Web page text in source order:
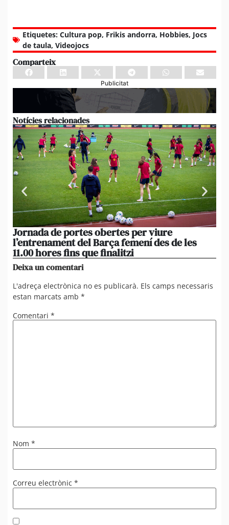
Etiquetes: Cultura pop, Frikis andorra, Hobbies, Jocs
de taula, Videojocs
Comparteix
Publicitat
Notícies relacionades
Jornada de portes obertes per viure
l’entrenament del Barça femení des de les
11.00 hores fins que finalitzi
Deixa un comentari
L'adreça electrònica no es publicarà. Els camps necessaris
estan marcats amb *
Comentari *
Nom *
Correu electrònic *